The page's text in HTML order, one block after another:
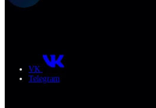
VK
Telegram